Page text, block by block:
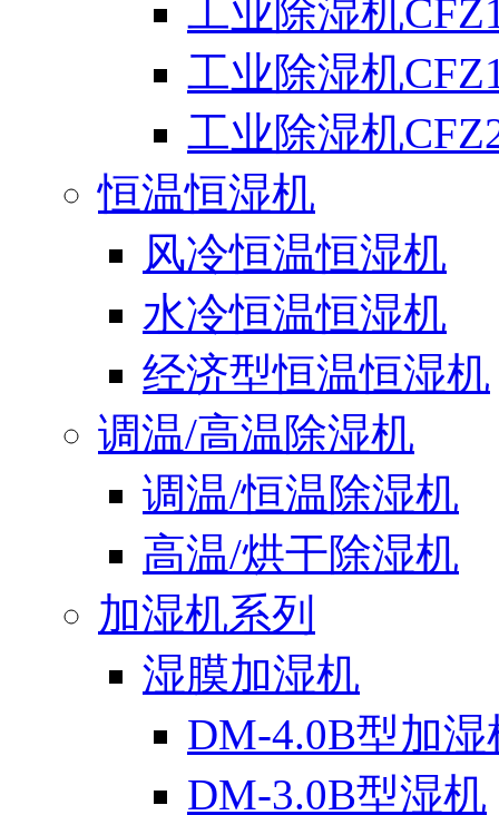
工业除湿机
工业除湿机
工业除湿机
恒温恒湿机
风冷恒温恒湿机
水冷恒温恒湿机
经济型恒温恒湿机
调温/高温除湿机
调温/恒温除湿机
高温/烘干除湿机
加湿机系列
湿膜加湿机
DM-4.0B型加湿
DM-3.0B型湿机